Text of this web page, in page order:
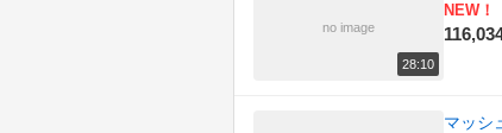
no image
28:10
NEW！
マッシ